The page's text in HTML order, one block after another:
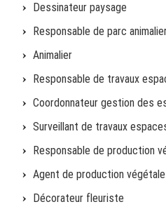
Dessinateur paysage
Responsable de parc
Animalier
Responsable de travaux
Coordonnateur gestion des
Surveillant de travaux
Responsable de production
Agent de production végétale
Décorateur fleuriste